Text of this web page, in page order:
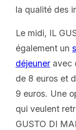
la qualité des
Le midi, IL
également un
déjeuner avec
de 8 euros et
9 euros. Une
qui veulent
GUSTO DI